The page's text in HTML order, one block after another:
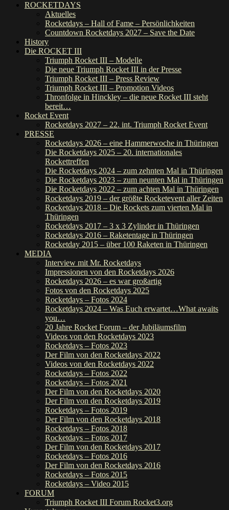
ROCKETDAYS
Aktuelles
Rocketdays – Hall of Fame – Persönlichkeiten
Countdown Rocketdays 2027 – Save the Date
History
Die ROCKET III
Triumph Rocket III – Modelle
Die neue Triumph Rocket III in der Presse
Triumph Rocket III – Press Review
Triumph Rocket III – Promotion Videos
Thronfolge in Hinckley – die neue Rocket III steht
bereit…
Rocket Event
Rocketdays 2027 – 22. int. Triumph Rocket Event
PRESSE
Rocketdays 2026 – eine Hammerwoche in Thüringen
Die Rocketdays 2025 – 20. internationales
Rockettreffen
Die Rocketdays 2024 – zum zehnten Mal in Thüringen
Die Rocketdays 2023 – zum neunten Mal in Thüringen
Die Rocketdays 2022 – zum achten Mal in Thüringen
Rocketdays 2019 – der größte Rocketevent aller Zeiten
Rocketdays 2018 – Die Rockets zum vierten Mal in
Thüringen
Rocketdays 2017 – 3 x 3 Zylinder in Thüringen
Rocketdays 2016 – Raketentage in Thüringen
Rocketday 2015 – über 100 Raketen in Thüringen
MEDIA
Interview mit Mr. Rocketdays
Impressionen von den Rocketdays 2026
Rocketdays 2026 – es war großartig
Fotos von den Rocketdays 2025
Rocketdays – Fotos 2024
Rocketdays 2024 – Was Euch erwartet…What awaits
you…
20 Jahre Rocket Forum – der Jubiläumsfilm
Videos von den Rocketdays 2023
Rocketdays – Fotos 2023
Der Film von den Rocketdays 2022
Videos von den Rocketdays 2022
Rocketdays – Fotos 2022
Rocketdays – Fotos 2021
Der Film von den Rocketdays 2020
Der Film von den Rocketdays 2019
Rocketdays – Fotos 2019
Der Film von den Rocketdays 2018
Rocketdays – Fotos 2018
Rocketdays – Fotos 2017
Der Film von den Rocketdays 2017
Rocketdays – Fotos 2016
Der Film von den Rocketdays 2016
Rocketdays – Fotos 2015
Rocketdays – Video 2015
FORUM
Triumph Rocket III Forum Rocket3.org